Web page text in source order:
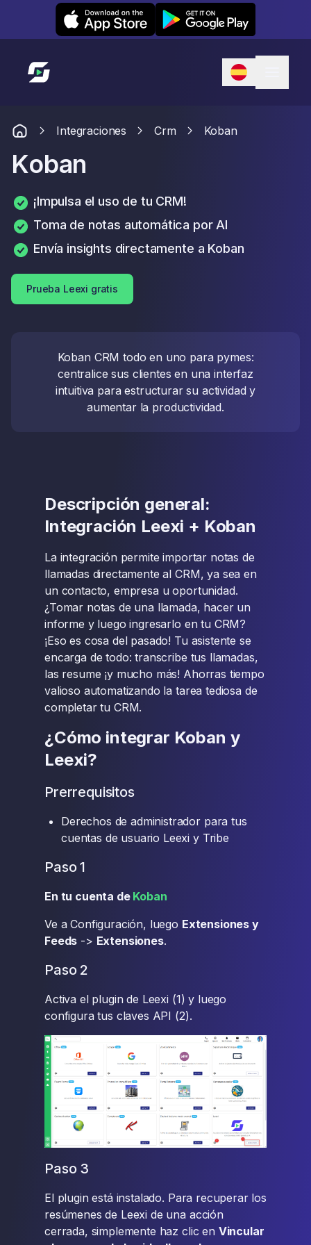
Leexi on iOS Leexi on Android
Enlace a la página de inicio
Integraciones Crm Koban
Koban
¡Impulsa el uso de tu CRM!
Toma de notas automática por AI
Envía insights directamente a Koban
Prueba Leexi gratis
Koban CRM todo en uno para pymes:
centralice sus clientes en una interfaz
intuitiva para estructurar su actividad y
aumentar la productividad.
Descripción general:
Integración Leexi + Koban
La integración permite importar notas de
llamadas directamente al CRM, ya sea en
un contacto, empresa u oportunidad.
¿Tomar notas de una llamada, hacer un
informe y luego ingresarlo en tu CRM?
¡Eso es cosa del pasado! Tu asistente se
encarga de todo: transcribe tus llamadas,
las resume ¡y mucho más! Ahorras tiempo
valioso automatizando la tarea tediosa de
completar tu CRM.
¿Cómo integrar Koban y
Leexi?
Prerrequisitos
Derechos de administrador para tus
cuentas de usuario Leexi y Tribe
Paso 1
En tu cuenta de Koban
Ve a Configuración, luego Extensiones y
Feeds -> Extensiones.
Paso 2
Activa el plugin de Leexi (1) y luego
configura tus claves API (2).
Paso 3
El plugin está instalado. Para recuperar los
resúmenes de Leexi de una acción
cerrada, simplemente haz clic en Vincular